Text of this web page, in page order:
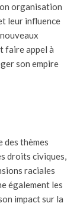
organisation
leur influence
faire appel à
son empire
des thèmes
droits civiques,
raciales
également les
impact sur la